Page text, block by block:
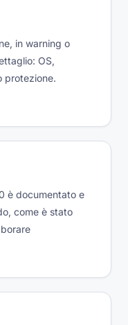
in warning o
OS,
protezione.
è documentato e
come è stato